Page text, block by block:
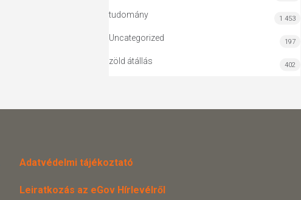
tudomány 1 453
Uncategorized 197
zöld átállás 402
Adatvédelmi tájékoztató
Leiratkozás az eGov Hírlevélről